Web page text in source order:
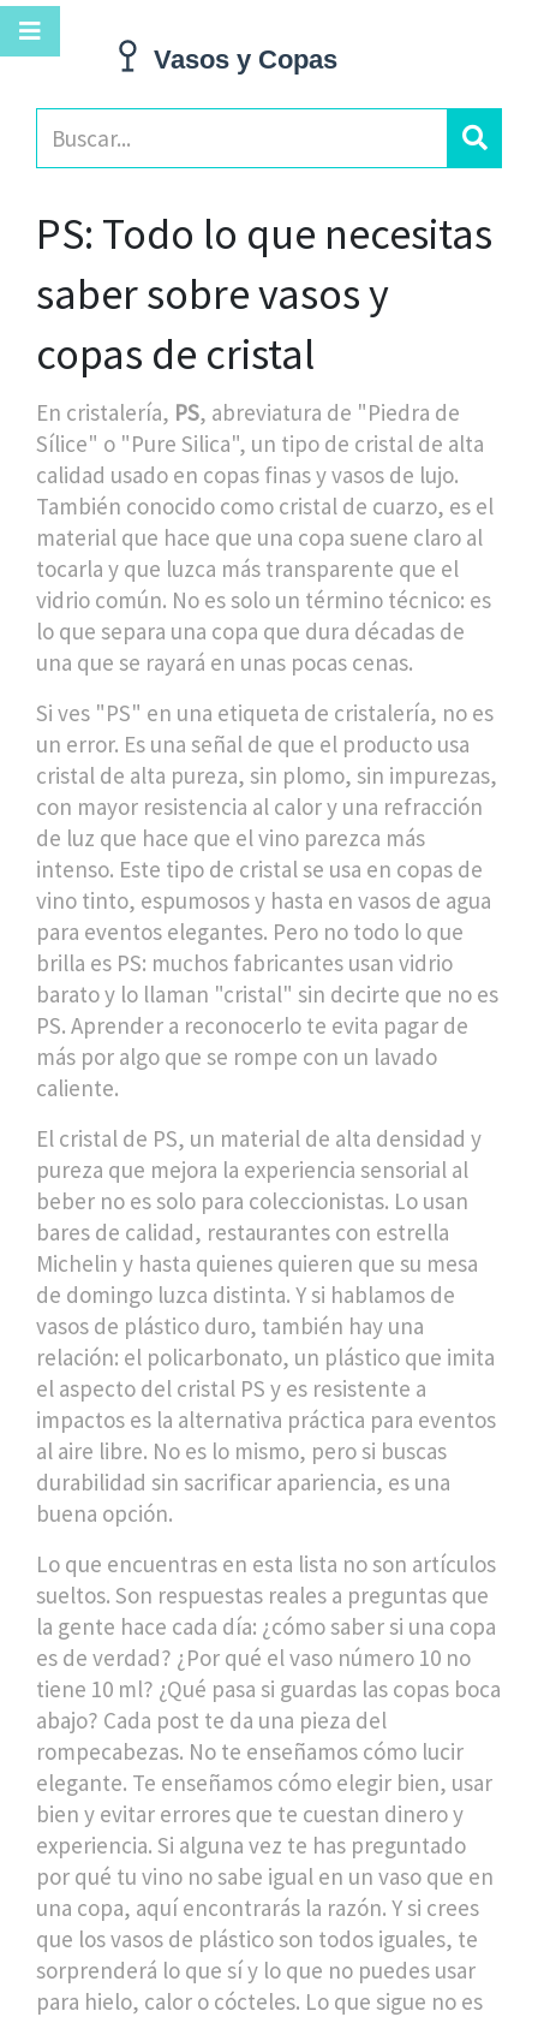
PS: Todo lo que necesitas
saber sobre vasos y
copas de cristal
En cristalería, PS, abreviatura de "Piedra de
Sílice" o "Pure Silica", un tipo de cristal de alta
calidad usado en copas finas y vasos de lujo.
También conocido como cristal de cuarzo, es el
material que hace que una copa suene claro al
tocarla y que luzca más transparente que el
vidrio común. No es solo un término técnico: es
lo que separa una copa que dura décadas de
una que se rayará en unas pocas cenas.
Si ves "PS" en una etiqueta de cristalería, no es
un error. Es una señal de que el producto usa
cristal de alta pureza, sin plomo, sin impurezas,
con mayor resistencia al calor y una refracción
de luz que hace que el vino parezca más
intenso. Este tipo de cristal se usa en copas de
vino tinto, espumosos y hasta en vasos de agua
para eventos elegantes. Pero no todo lo que
brilla es PS: muchos fabricantes usan vidrio
barato y lo llaman "cristal" sin decirte que no es
PS. Aprender a reconocerlo te evita pagar de
más por algo que se rompe con un lavado
caliente.
El cristal de PS, un material de alta densidad y
pureza que mejora la experiencia sensorial al
beber no es solo para coleccionistas. Lo usan
bares de calidad, restaurantes con estrella
Michelin y hasta quienes quieren que su mesa
de domingo luzca distinta. Y si hablamos de
vasos de plástico duro, también hay una
relación: el policarbonato, un plástico que imita
el aspecto del cristal PS y es resistente a
impactos es la alternativa práctica para eventos
al aire libre. No es lo mismo, pero si buscas
durabilidad sin sacrificar apariencia, es una
buena opción.
Lo que encuentras en esta lista no son artículos
sueltos. Son respuestas reales a preguntas que
la gente hace cada día: ¿cómo saber si una copa
es de verdad? ¿Por qué el vaso número 10 no
tiene 10 ml? ¿Qué pasa si guardas las copas boca
abajo? Cada post te da una pieza del
rompecabezas. No te enseñamos cómo lucir
elegante. Te enseñamos cómo elegir bien, usar
bien y evitar errores que te cuestan dinero y
experiencia. Si alguna vez te has preguntado
por qué tu vino no sabe igual en un vaso que en
una copa, aquí encontrarás la razón. Y si crees
que los vasos de plástico son todos iguales, te
sorprenderá lo que sí y lo que no puedes usar
para hielo, calor o cócteles. Lo que sigue no es